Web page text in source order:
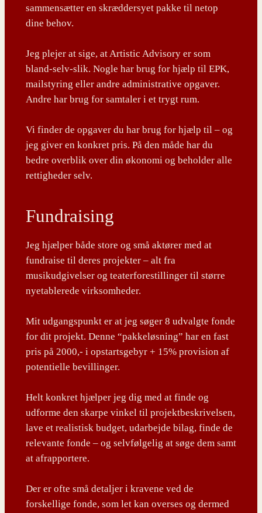
sammensætter en skræddersyet pakke til netop
dine behov.
Jeg plejer at sige, at Artistic Advisory er som
bland-selv-slik. Nogle har brug for hjælp til EPK,
mailstyring eller andre administrative opgaver.
Andre har brug for samtaler i et trygt rum.
Vi finder de opgaver du har brug for hjælp til – og
jeg giver en konkret pris. På den måde har du
bedre overblik over din økonomi og beholder alle
rettigheder selv.
Fundraising
Jeg hjælper både store og små aktører med at
fundraise til deres projekter – alt fra
musikudgivelser og teaterforestillinger til større
nyetablerede virksomheder.
Mit udgangspunkt er at jeg søger 8 udvalgte fonde
for dit projekt. Denne “pakkeløsning” har en fast
pris på 2000,- i opstartsgebyr + 15% provision af
potentielle bevillinger.
Helt konkret hjælper jeg dig med at finde og
udforme den skarpe vinkel til projektbeskrivelsen,
lave et realistisk budget, udarbejde bilag, finde de
relevante fonde – og selvfølgelig at søge dem samt
at afrapportere.
Der er ofte små detaljer i kravene ved de
forskellige fonde, som let kan overses og dermed